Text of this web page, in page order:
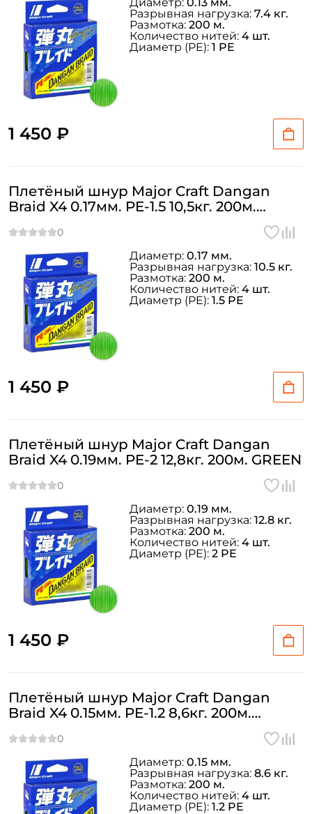
1 450 ₽
Разрывная нагрузка: 7.4 кг.
Размотка: 200 м.
Количество нитей: 4 шт.
Диаметр (PE): 1 PE
Плетёный шнур Major Craft Dangan
Braid X4 0.17мм. PE-1.5 10,5кг. 200м.
1 450 ₽
Диаметр: 0.17 мм.
Разрывная нагрузка: 10.5 кг.
Размотка: 200 м.
Количество нитей: 4 шт.
Диаметр (PE): 1.5 PE
Плетёный шнур Major Craft Dangan
Braid X4 0.19мм. PE-2 12,8кг. 200м. GREEN
1 450 ₽
Диаметр: 0.19 мм.
Разрывная нагрузка: 12.8 кг.
Размотка: 200 м.
Количество нитей: 4 шт.
Диаметр (PE): 2 PE
Плетёный шнур Major Craft Dangan
Braid X4 0.15мм. PE-1.2 8,6кг. 200м.
Диаметр: 0.15 мм.
Разрывная нагрузка: 8.6 кг.
Размотка: 200 м.
Количество нитей: 4 шт.
Диаметр (PE): 1.2 PE
Создать аккаунт
ФИО: *
Придумайте пароль: *
Повторите пароль: *
Заполняя данную форму вы соглашаетесь на обработку
персональных данных